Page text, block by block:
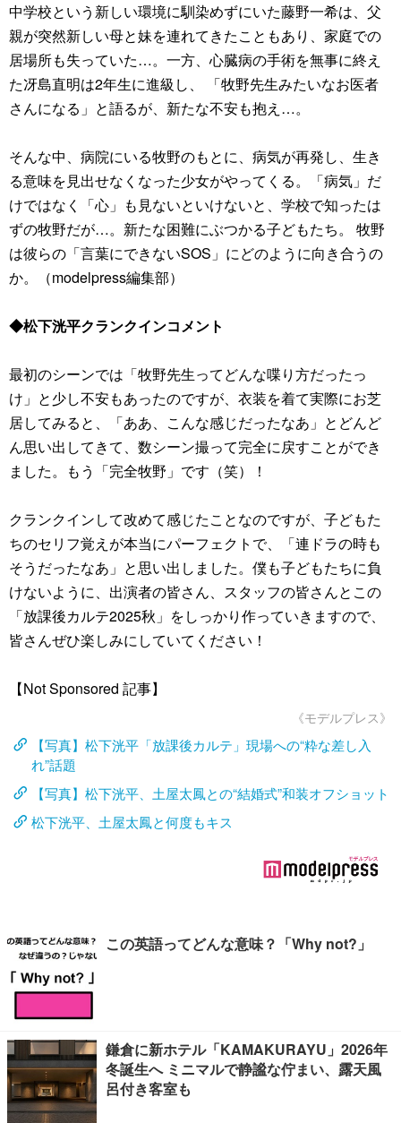
中学校という新しい環境に馴染めずにいた藤野一希は、父
親が突然新しい母と妹を連れてきたこともあり、家庭での
居場所も失っていた…。一方、心臓病の手術を無事に終え
た冴島直明は2年生に進級し、 「牧野先生みたいなお医者
さんになる」と語るが、新たな不安も抱え…。
そんな中、病院にいる牧野のもとに、病気が再発し、生き
る意味を見出せなくなった少女がやってくる。「病気」だ
けではなく「心」も見ないといけないと、学校で知ったは
ずの牧野だが…。新たな困難にぶつかる子どもたち。 牧野
は彼らの「言葉にできないSOS」にどのように向き合うの
か。（modelpress編集部）
◆松下洸平クランクインコメント
最初のシーンでは「牧野先生ってどんな喋り方だったっ
け」と少し不安もあったのですが、衣装を着て実際にお芝
居してみると、「ああ、こんな感じだったなあ」とどんど
ん思い出してきて、数シーン撮って完全に戻すことができ
ました。もう「完全牧野」です（笑）！
クランクインして改めて感じたことなのですが、子どもた
ちのセリフ覚えが本当にパーフェクトで、「連ドラの時も
そうだったなあ」と思い出しました。僕も子どもたちに負
けないように、出演者の皆さん、スタッフの皆さんとこの
「放課後カルテ2025秋」をしっかり作っていきますので、
皆さんぜひ楽しみにしていてください！
【Not Sponsored 記事】
《モデルプレス》
【写真】松下洸平「放課後カルテ」現場への“粋な差し入
れ”話題
【写真】松下洸平、土屋太鳳との“結婚式”和装オフショット
松下洸平、土屋太鳳と何度もキス
この英語ってどんな意味？「Why not?」
鎌倉に新ホテル「KAMAKURAYU」2026年
冬誕生へ ミニマルで静謐な佇まい、露天風
呂付き客室も